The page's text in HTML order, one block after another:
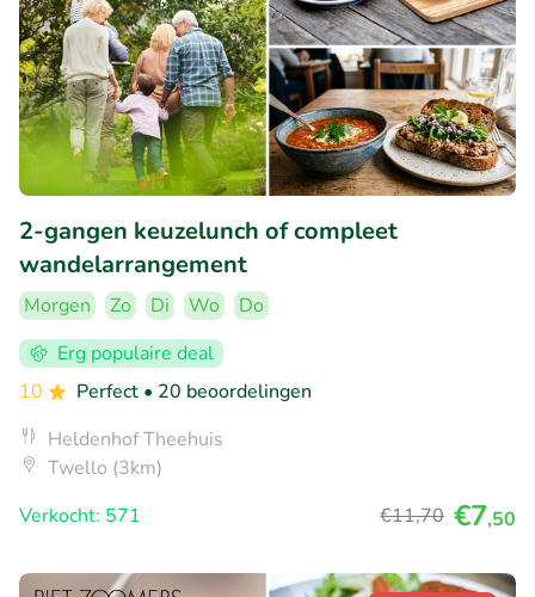
2-gangen keuzelunch of compleet
wandelarrangement
Morgen Zo Di Wo
Do
Erg populaire deal
10
Perfect • 20 beoordelingen
Heldenhof Theehuis
Twello (3km)
Verkocht: 571
€11,70 €7,50